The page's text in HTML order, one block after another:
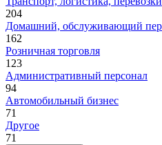
204
Домашний, обслуживающий
162
Розничная торговля
123
Административный персонал
94
Автомобильный бизнес
71
Другое
71